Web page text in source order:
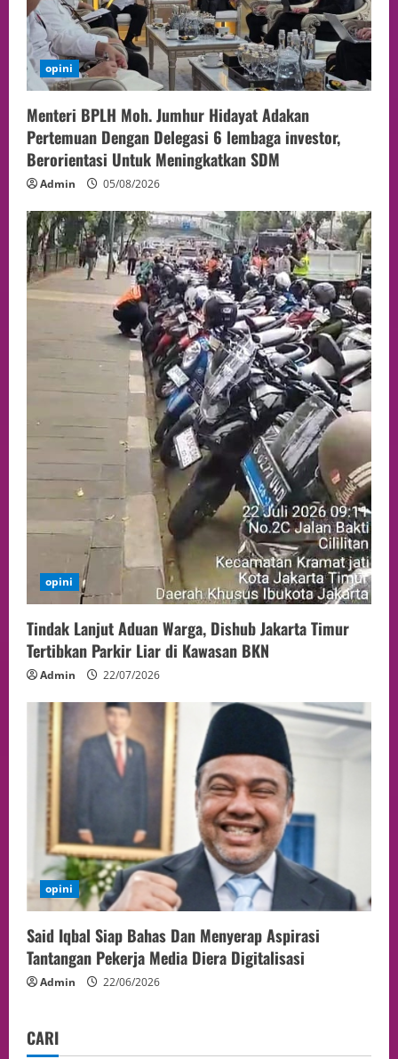
opini
Menteri BPLH Moh. Jumhur Hidayat Adakan
Pertemuan Dengan Delegasi 6 lembaga investor,
Berorientasi Untuk Meningkatkan SDM
Admin 05/08/2026
opini
Tindak Lanjut Aduan Warga, Dishub Jakarta Timur
Tertibkan Parkir Liar di Kawasan BKN
Admin 22/07/2026
opini
Said Iqbal Siap Bahas Dan Menyerap Aspirasi
Tantangan Pekerja Media Diera Digitalisasi
Admin 22/06/2026
CARI